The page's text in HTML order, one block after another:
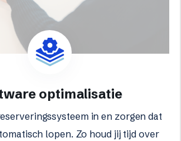
optimalisatie
in en zorgen dat
lopen. Zo houd jij tijd over